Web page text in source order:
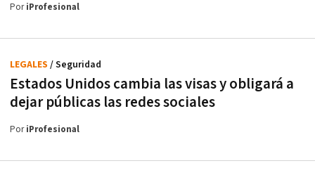
PoriProfesional
Estados Unidos cambia las visas y obligará a
dejar públicas las redes sociales
LEGALES / Seguridad
PoriProfesional